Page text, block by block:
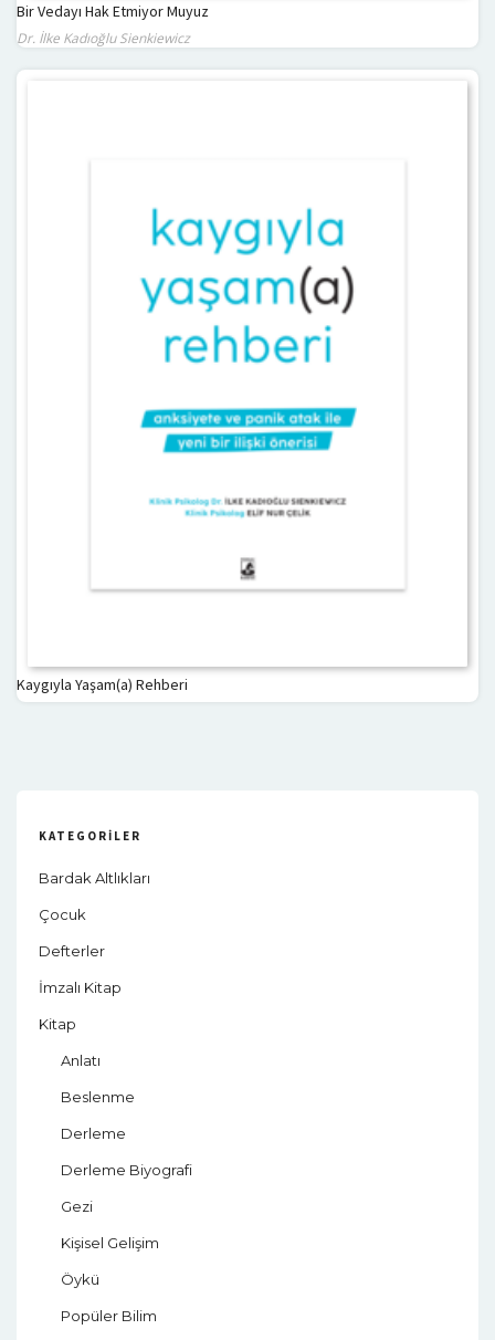
Bir Vedayı Hak Etmiyor Muyuz
Dr. İlke Kadıoğlu Sienkiewicz
Kaygıyla Yaşam(a) Rehberi
KATEGORILER
Bardak Altlıkları
Çocuk
Defterler
İmzalı Kitap
Kitap
Anlatı
Beslenme
Derleme
Derleme Biyografi
Gezi
Kişisel Gelişim
Öykü
Popüler Bilim